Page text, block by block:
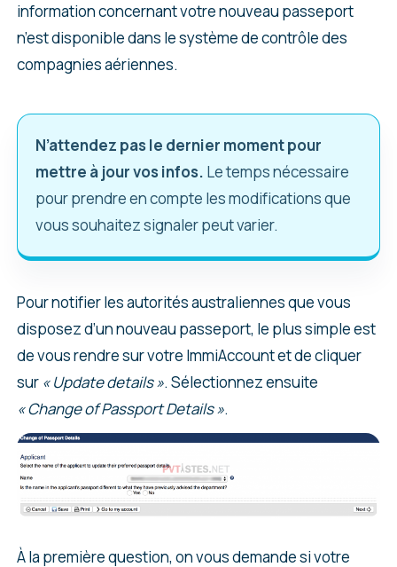
information concernant votre nouveau passeport
n’est disponible dans le système de contrôle des
compagnies aériennes.
N’attendez pas le dernier moment pour
mettre à jour vos infos. Le temps nécessaire
pour prendre en compte les modifications que
vous souhaitez signaler peut varier.
Pour notifier les autorités australiennes que vous
disposez d’un nouveau passeport, le plus simple est
de vous rendre sur votre ImmiAccount et de cliquer
sur « Update details ». Sélectionnez ensuite
« Change of Passport Details ».
À la première question, on vous demande si votre